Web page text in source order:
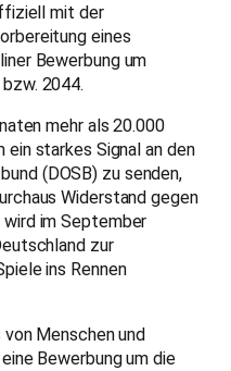
mit der
eines
Bewerbung um
2044.
mehr als 20.000
starkes Signal an den
(DOSB) zu senden,
Widerstand gegen
wird im September
zur
ins Rennen
Menschen und
Bewerbung um die